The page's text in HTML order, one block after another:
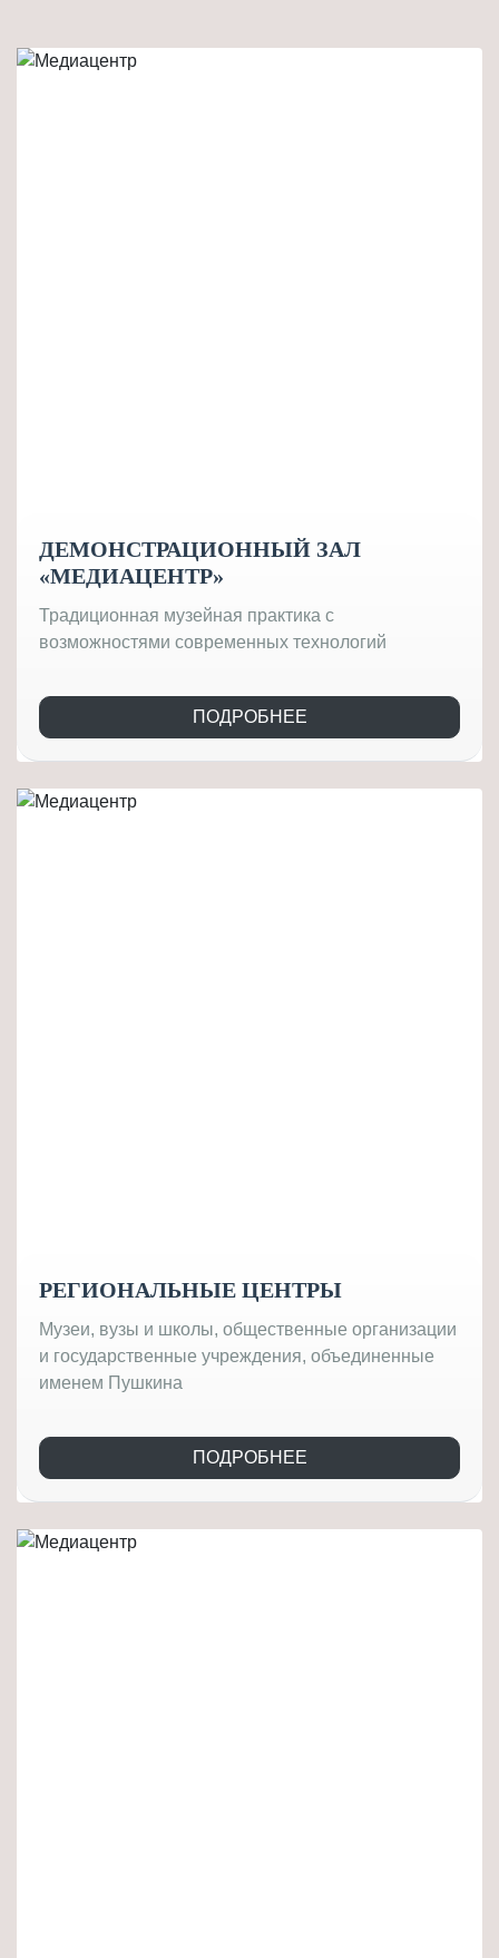
ДЕМОНСТРАЦИОННЫЙ ЗАЛ
«МЕДИАЦЕНТР»
Традиционная музейная практика с
возможностями современных технологий
ПОДРОБНЕЕ
РЕГИОНАЛЬНЫЕ ЦЕНТРЫ
Музеи, вузы и школы, общественные организации
и государственные учреждения, объединенные
именем Пушкина
ПОДРОБНЕЕ